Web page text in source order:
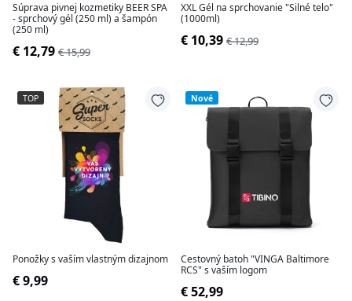
Súprava pivnej kozmetiky BEER SPA
- sprchový gél (250 ml) a šampón
(250 ml)
€ 12,79 € 15,99
XXL Gél na sprchovanie "Silné telo"
(1000ml)
€ 10,39 € 12,99
TOP
Ponožky s vaším vlastným dizajnom
€ 9,99
Nové
Cestovný batoh "VINGA Baltimore
RCS" s vaším logom
€ 52,99